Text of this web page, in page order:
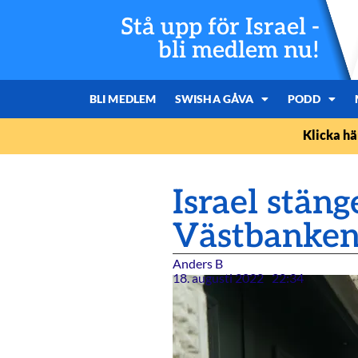
Stå upp för Israel -
bli medlem nu!
BLI MEDLEM SWISHA GÅVA PODD
Klicka
Israel
Anders B
18. augusti 2022 22:34